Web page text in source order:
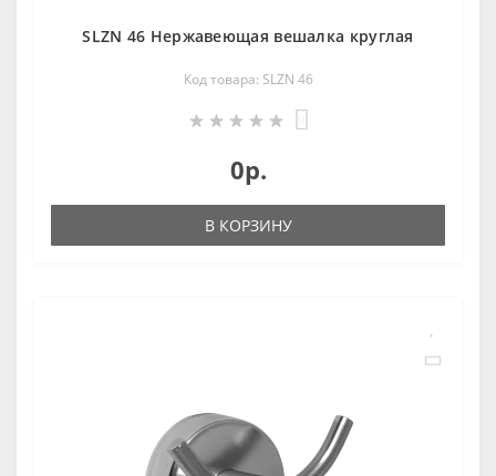
SLZN 46 Нержавеющая вешалка круглая
Код товара: SLZN 46
0р.
В КОРЗИНУ